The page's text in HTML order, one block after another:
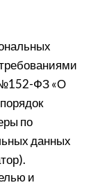
№152-ФЗ «О
по
данных
и